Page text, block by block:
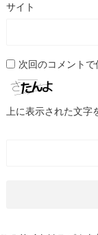
サイト
次回のコメント
上に表示された文字